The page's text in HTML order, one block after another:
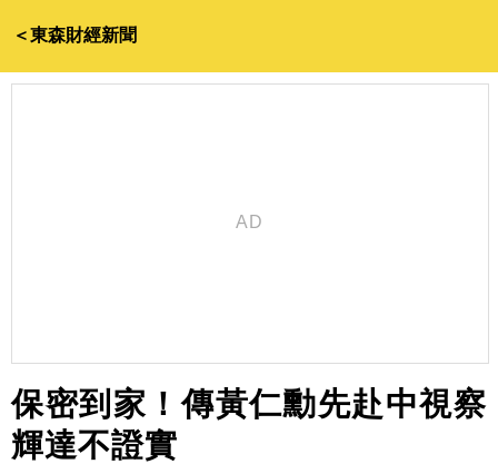
＜東森財經新聞
保密到家！傳黃仁勳先赴中視察
輝達不證實